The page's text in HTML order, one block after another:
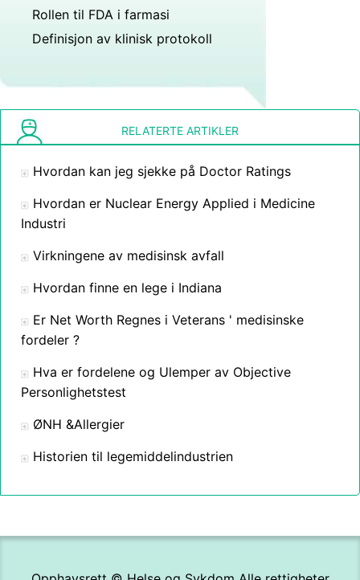
Rollen til FDA i farmasi
Definisjon av klinisk protokoll
RELATERTE ARTIKLER
Hvordan kan jeg sjekke på Doctor Ratings
Hvordan er Nuclear Energy Applied i Medicine
Industri
Virkningene av medisinsk avfall
Hvordan finne en lege i Indiana
Er Net Worth Regnes i Veterans ' medisinske
fordeler ?
Hva er fordelene og Ulemper av Objective
Personlighetstest
ØNH &Allergier
Historien til legemiddelindustrien